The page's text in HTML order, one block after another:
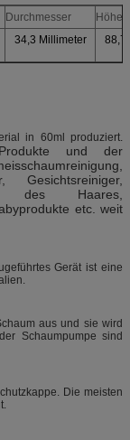
Durchmesser
Höhe
34,3 Millimeter 88,7
in 60ml produziert.
und der
Gesichtsreiniger,
des Haares,
etc. weit
Gerät ist eine
aus und sie wird
Schaumpumpe sind
Die meisten